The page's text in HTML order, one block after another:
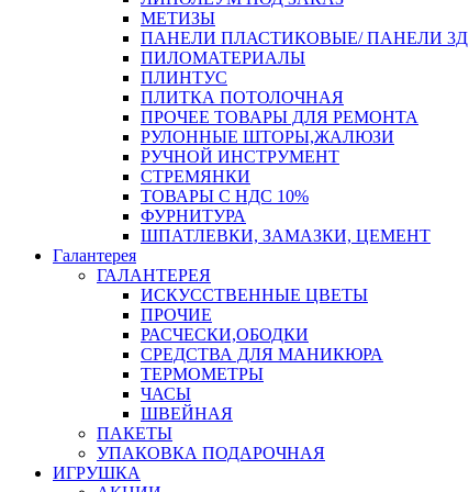
МЕТИЗЫ
ПАНЕЛИ ПЛАСТИКОВЫЕ/ ПАНЕЛИ 3Д
ПИЛОМАТЕРИАЛЫ
ПЛИНТУС
ПЛИТКА ПОТОЛОЧНАЯ
ПРОЧЕЕ ТОВАРЫ ДЛЯ РЕМОНТА
РУЛОННЫЕ ШТОРЫ,ЖАЛЮЗИ
РУЧНОЙ ИНСТРУМЕНТ
СТРЕМЯНКИ
ТОВАРЫ С НДС 10%
ФУРНИТУРА
ШПАТЛЕВКИ, ЗАМАЗКИ, ЦЕМЕНТ
Галантерея
ГАЛАНТЕРЕЯ
ИСКУССТВЕННЫЕ ЦВЕТЫ
ПРОЧИЕ
РАСЧЕСКИ,ОБОДКИ
СРЕДСТВА ДЛЯ МАНИКЮРА
ТЕРМОМЕТРЫ
ЧАСЫ
ШВЕЙНАЯ
ПАКЕТЫ
УПАКОВКА ПОДАРОЧНАЯ
ИГРУШКА